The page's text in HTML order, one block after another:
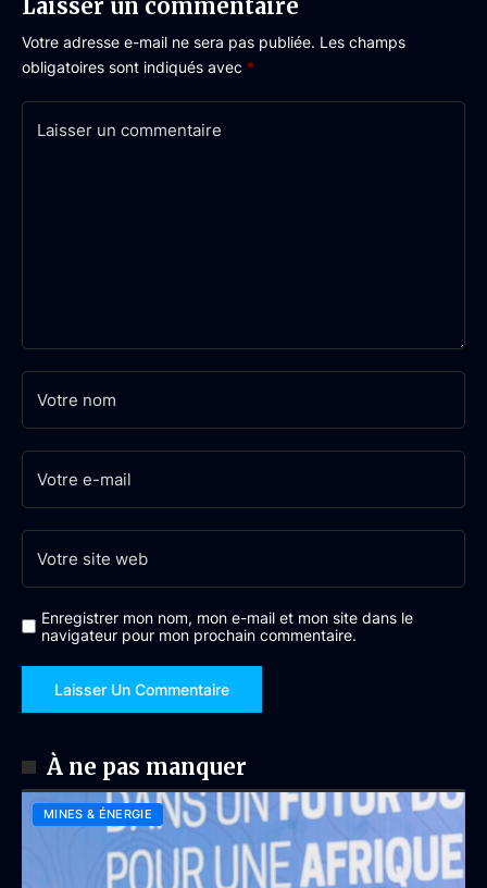
Laisser un commentaire
Votre adresse e-mail ne sera pas publiée. Les champs
obligatoires sont indiqués avec *
Enregistrer mon nom, mon e-mail et mon site dans le
navigateur pour mon prochain commentaire.
À ne pas manquer
MINES & ÉNERGIE